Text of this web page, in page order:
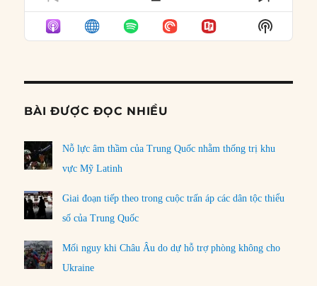
PREVIOUS
EPISODE
SHOW
EPISODES
LIST
NEXT
Show
Podcast
BÀI ĐƯỢC ĐỌC NHIỀU
Nỗ lực âm thầm của Trung Quốc nhằm thống trị khu
vực Mỹ Latinh
Giai đoạn tiếp theo trong cuộc trấn áp các dân tộc thiểu
số của Trung Quốc
Mối nguy khi Châu Âu do dự hỗ trợ phòng không cho
Ukraine